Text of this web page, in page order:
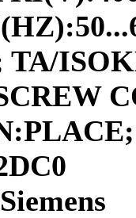
TA/
Siemens